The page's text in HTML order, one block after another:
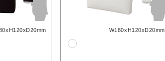
W180xH120xD20mm